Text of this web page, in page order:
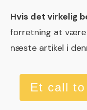
Hvis det virkelig
forretning at være
næste artikel i
Et call